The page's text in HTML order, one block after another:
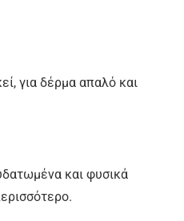
για δέρμα απαλό και
και φυσικά